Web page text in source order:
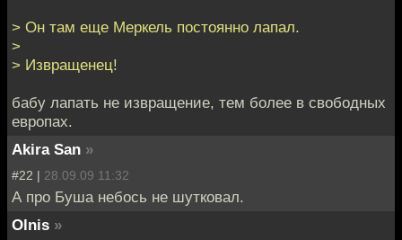
> Он там еще Меркель постоянно лапал.
>
> Извращенец!
бабу лапать не извращение, тем более в свободных
европах.
Akira San »
#22 | 28.09.09 11:32
А про Буша небось не шутковал.
Olnis »